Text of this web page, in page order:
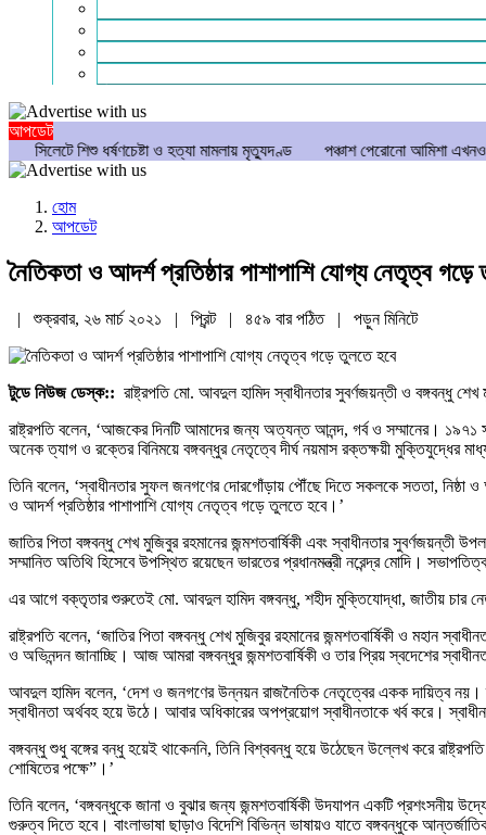
আপডেট
শিশু ধর্ষণচেষ্টা ও হত্যা মামলায় মৃত্যুদণ্ড
পঞ্চাশ পেরোনো আমিশা এখনও ‘সিঙ্গেল’
হোম
আপডেট
নৈতিকতা ও আদর্শ প্রতিষ্ঠার পাশাপাশি যোগ্য নেতৃত্ব গড়ে
| শুক্রবার, ২৬ মার্চ ২০২১ | প্রিন্ট | ৪৫৯ বার পঠিত | পড়ুনমিনিটে
টুডে নিউজ ডেস্ক:: রাষ্ট্রপতি মো. আবদুল হামিদ স্বাধীনতার সুবর্ণজয়ন্তী ও বঙ্গবন্ধু
রাষ্ট্রপতি বলেন, ‘আজকের দিনটি আমাদের জন্য অত্যন্ত আনন্দ, গর্ব ও সম্মানের। ১৯৭১
অনেক ত্যাগ ও রক্তের বিনিময়ে বঙ্গবন্ধুর নেতৃত্বে দীর্ঘ নয়মাস রক্তক্ষয়ী মুক্তিযুদ্ধের
তিনি বলেন, ‘স্বাধীনতার সুফল জনগণের দোরগোঁড়ায় পৌঁছে দিতে সকলকে সততা, নিষ্ঠা ও
ও আদর্শ প্রতিষ্ঠার পাশাপাশি যোগ্য নেতৃত্ব গড়ে তুলতে হবে।’
জাতির পিতা বঙ্গবন্ধু শেখ মুজিবুর রহমানের জন্মশতবার্ষিকী এবং স্বাধীনতার
সম্মানিত অতিথি হিসেবে উপস্থিত রয়েছেন ভারতের প্রধানমন্ত্রী নরেন্দ্র মোদি।
এর আগে বক্তৃতার শুরুতেই মো. আবদুল হামিদ বঙ্গবন্ধু, শহীদ মুক্তিযোদ্ধা, জাতীয় চার
রাষ্ট্রপতি বলেন, ‘জাতির পিতা বঙ্গবন্ধু শেখ মুজিবুর রহমানের জন্মশতবার্ষিকী ও মহান
ও অভিনন্দন জানাচ্ছি। আজ আমরা বঙ্গবন্ধুর জন্মশতবার্ষিকী ও তার প্রিয় স্বদেশের
আবদুল হামিদ বলেন, ‘দেশ ও জনগণের উন্নয়ন রাজনৈতিক নেতৃত্বের একক দায়িত্ব নয়।
স্বাধীনতা অর্থবহ হয়ে উঠে। আবার অধিকারের অপপ্রয়োগ স্বাধীনতাকে খর্ব করে।
বঙ্গবন্ধু শুধু বঙ্গের বন্ধু হয়েই থাকেননি, তিনি বিশ্ববন্ধু হয়ে উঠেছেন উল্লেখ করে
শোষিতের পক্ষে”।’
তিনি বলেন, ‘বঙ্গবন্ধুকে জানা ও বুঝার জন্য জন্মশতবার্ষিকী উদযাপন একটি প্রশংসনীয়
গুরুত্ব দিতে হবে। বাংলাভাষা ছাড়াও বিদেশি বিভিন্ন ভাষায়ও যাতে বঙ্গবন্ধুকে